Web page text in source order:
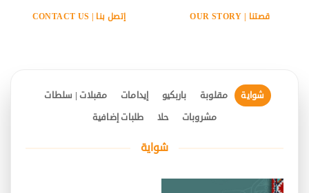
قصتنا | OUR STORY إتصل بنا | CONTACT US
شواية مقلوبة باربكيو إيدامات
مقبلات | سلطات
مشروبات
حلا طلبات إضافية
شواية